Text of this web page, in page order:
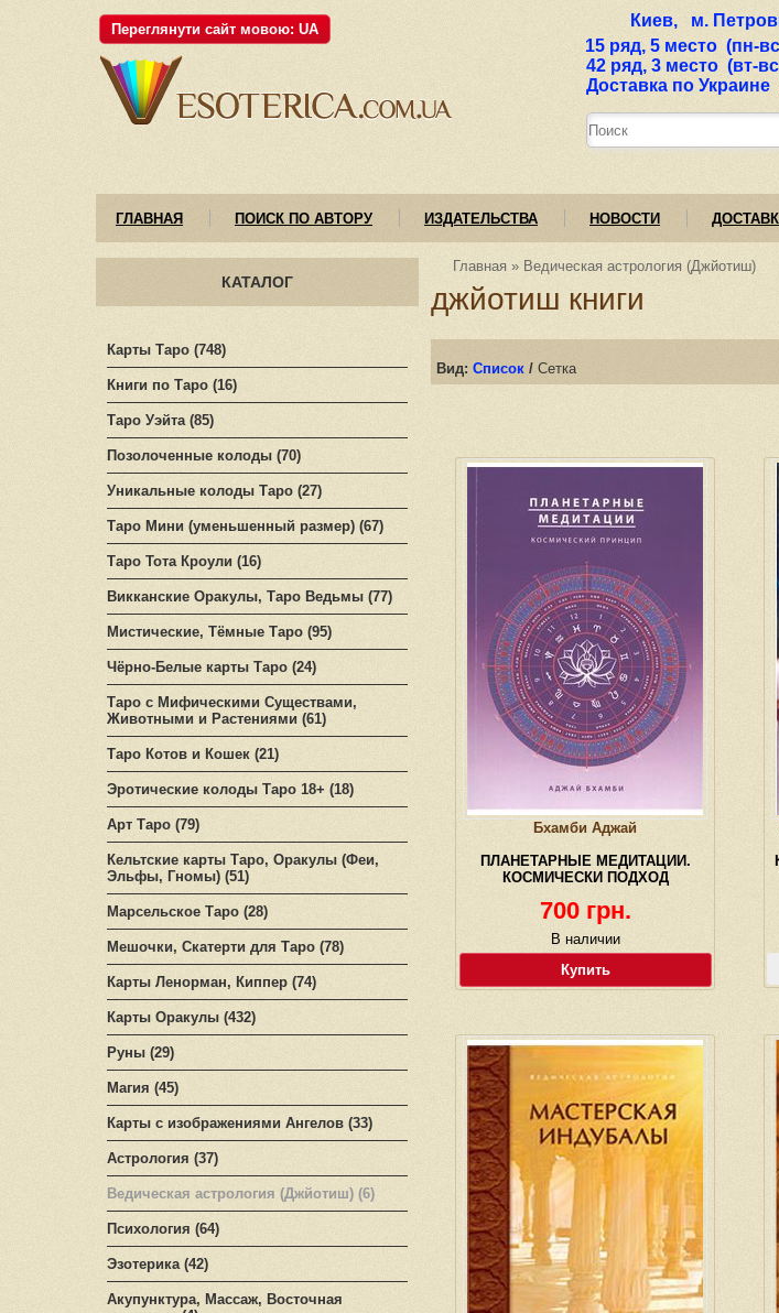
Переглянути сайт мовою: UA
Киев, м.
15 ряд, 5 место (пн-
42 ряд, 3 место (вт-
Доставка по Украине
ГЛАВНАЯ ПОИСК ПО АВТОРУ ИЗДАТЕЛЬСТВА НОВОСТИ
КАТАЛОГ
Карты Таро (748)
Книги по Таро (16)
Таро Уэйта (85)
Позолоченные колоды (70)
Уникальные колоды Таро (27)
Таро Мини (уменьшенный размер) (67)
Таро Тота Кроули (16)
Викканские Оракулы, Таро Ведьмы (77)
Мистические, Тёмные Таро (95)
Чёрно-Белые карты Таро (24)
Таро с Мифическими Существами,
Животными и Растениями (61)
Таро Котов и Кошек (21)
Эротические колоды Таро 18+ (18)
Арт Таро (79)
Кельтские карты Таро, Оракулы (Феи,
Эльфы, Гномы) (51)
Марсельское Таро (28)
Мешочки, Скатерти для Таро (78)
Карты Ленорман, Киппер (74)
Карты Оракулы (432)
Руны (29)
Магия (45)
Карты с изображениями Ангелов (33)
Астрология (37)
Ведическая астрология (Джйотиш) (6)
Психология (64)
Эзотерика (42)
Акупунктура, Массаж, Восточная
Главная » Ведическая астрология (Джйотиш)
джйотиш книги
Вид: Список / Сетка
Бхамби Аджай
ПЛАНЕТАРНЫЕ МЕДИТАЦИИ.
КОСМИЧЕСКИ ПОДХОД
700 грн.
В наличии
Купить